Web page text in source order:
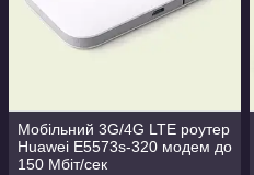
Мобільний 3G/4G LTE роутер
Huawei E5573s-320 модем до
150 Мбіт/сек